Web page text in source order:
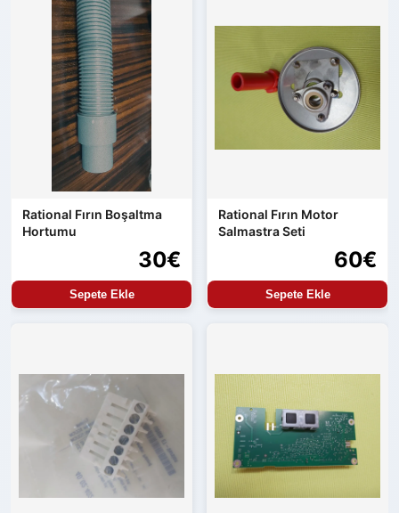
Rational Fırın Boşaltma
Hortumu
30€
Sepete Ekle
Rational Fırın Motor
Salmastra Seti
60€
Sepete Ekle